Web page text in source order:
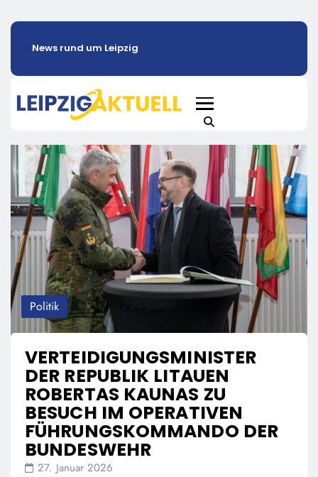
News rund um Leipzig
Politik
VERTEIDIGUNGSMINISTER
DER REPUBLIK LITAUEN
ROBERTAS KAUNAS ZU
BESUCH IM OPERATIVEN
FÜHRUNGSKOMMANDO DER
BUNDESWEHR
27. Januar 2026